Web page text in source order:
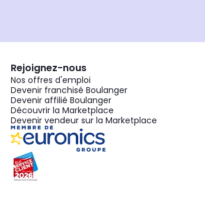
Rejoignez-nous
Nos offres d'emploi
Devenir franchisé Boulanger
Devenir affilié Boulanger
Découvrir la Marketplace
Devenir vendeur sur la Marketplace